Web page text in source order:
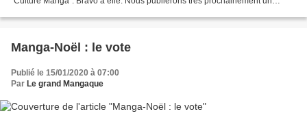
Manga-Noël : le vote
Publié le 15/01/2020 à 07:00
Par Le grand Mangaque